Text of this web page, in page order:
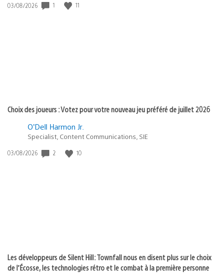
Date
03/08/2026 1 11
Choix des joueurs : Votez pour votre nouveau jeu préféré de juillet 2026
O’Dell Harmon Jr.
Specialist, Content Communications, SIE
Date
03/08/2026 2 10
Les développeurs de Silent Hill: Townfall nous en disent plus sur le choix
de l’Écosse, les technologies rétro et le combat à la première personne